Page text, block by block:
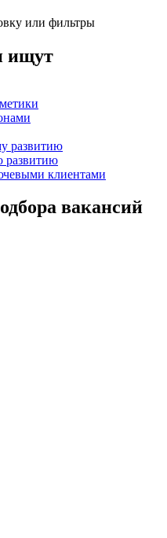
или фильтры
ищут
развитию
развитию
клиентами
вакансий